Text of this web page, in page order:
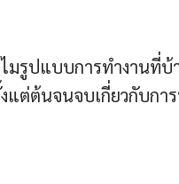
มรูปแบบการทำงานที่
แต่ต้นจนจบเกี่ยวกับก